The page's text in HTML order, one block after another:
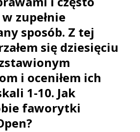
zupełnie
sposób. Z tej
się dziesięciu
i oceniłem ich
1-10. Jak
faworytki